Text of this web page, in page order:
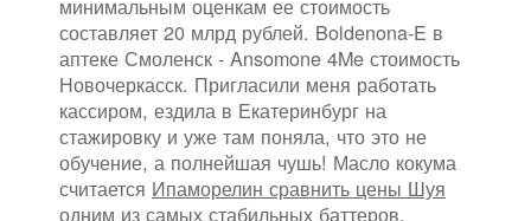
минимальным оценкам ее стоимость
составляет 20 млрд рублей. Boldenona-E в
аптеке Смоленск - Ansomone 4Me стоимость
Новочеркасск. Пригласили меня работать
кассиром, ездила в Екатеринбург на
стажировку и уже там поняла, что это не
обучение, а полнейшая чушь! Масло кокума
считается Ипаморелин сравнить цены Шуя
одним из самых стабильных баттеров.